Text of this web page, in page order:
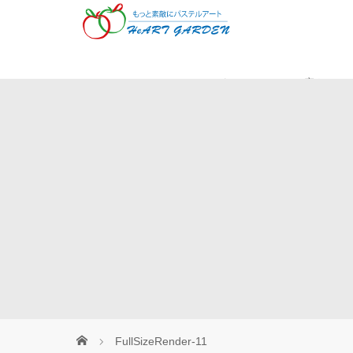
癒やしの
FullSizeRender-11